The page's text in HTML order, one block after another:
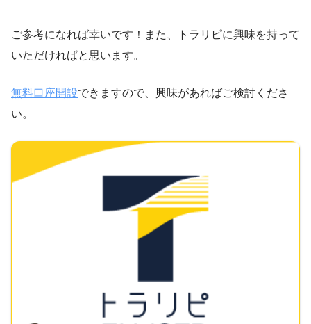
ご参考になれば幸いです！また、トラリピに興味を持って
いただければと思います。
無料口座開設できますので、興味があればご検討くださ
い。